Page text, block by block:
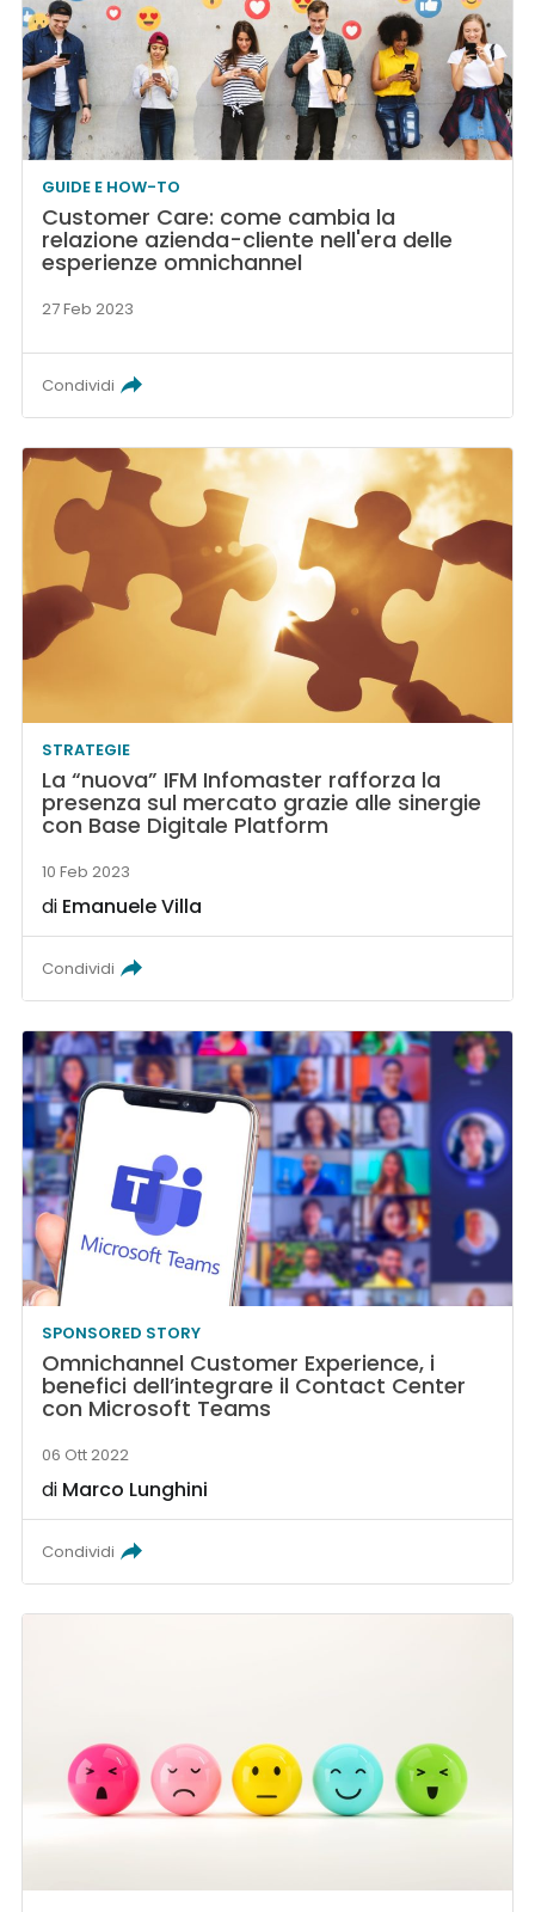
GUIDE E HOW-TO
Customer Care: come cambia la
relazione azienda-cliente nell'era delle
esperienze omnichannel
27 Feb 2023
Condividi
STRATEGIE
La “nuova” IFM Infomaster rafforza la
presenza sul mercato grazie alle sinergie
con Base Digitale Platform
10 Feb 2023
di Emanuele Villa
Condividi
SPONSORED STORY
Omnichannel Customer Experience, i
benefici dell’integrare il Contact Center
con Microsoft Teams
06 Ott 2022
di Marco Lunghini
Condividi